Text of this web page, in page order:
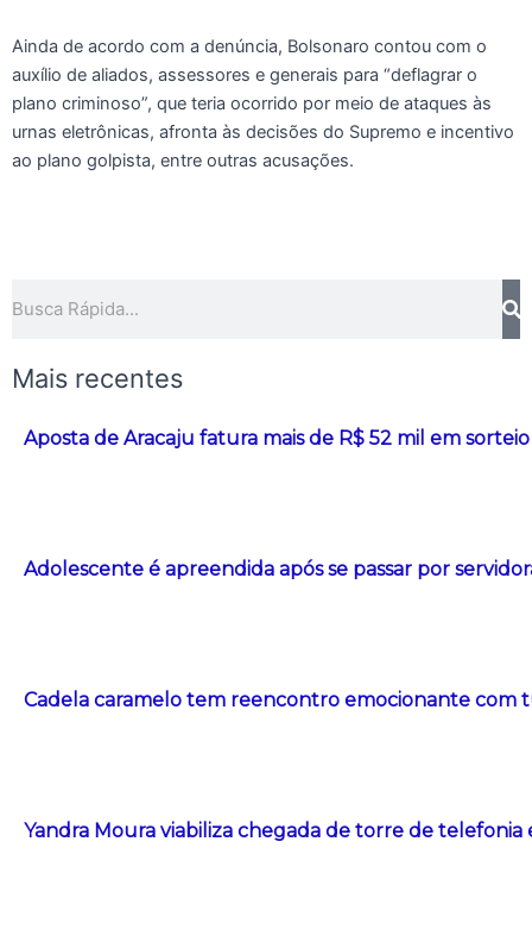
Ainda de acordo com a denúncia, Bolsonaro contou com o
auxílio de aliados, assessores e generais para “deflagrar o
plano criminoso”, que teria ocorrido por meio de ataques às
urnas eletrônicas, afronta às decisões do Supremo e incentivo
ao plano golpista, entre outras acusações.
Mais recentes
Aposta de Aracaju fatura mais de R$ 52 mil em
Adolescente é apreendida após se passar por
Cadela caramelo tem reencontro emocionante com
Yandra Moura viabiliza chegada de torre de telefonia